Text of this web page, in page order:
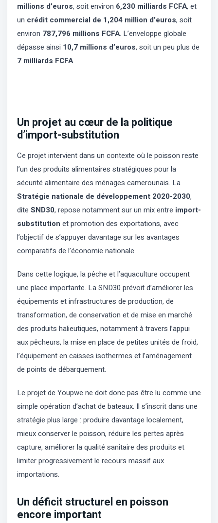
millions d’euros, soit environ 6,230 milliards FCFA, et
un crédit commercial de 1,204 million d’euros, soit
environ 787,796 millions FCFA. L’enveloppe globale
dépasse ainsi 10,7 millions d’euros, soit un peu plus de
7 milliards FCFA.
Un projet au cœur de la politique
d’import-substitution
Ce projet intervient dans un contexte où le poisson reste
l’un des produits alimentaires stratégiques pour la
sécurité alimentaire des ménages camerounais. La
Stratégie nationale de développement 2020-2030,
dite SND30, repose notamment sur un mix entre import-
substitution et promotion des exportations, avec
l’objectif de s’appuyer davantage sur les avantages
comparatifs de l’économie nationale.
Dans cette logique, la pêche et l’aquaculture occupent
une place importante. La SND30 prévoit d’améliorer les
équipements et infrastructures de production, de
transformation, de conservation et de mise en marché
des produits halieutiques, notamment à travers l’appui
aux pêcheurs, la mise en place de petites unités de froid,
l’équipement en caisses isothermes et l’aménagement
de points de débarquement.
Le projet de Youpwe ne doit donc pas être lu comme une
simple opération d’achat de bateaux. Il s’inscrit dans une
stratégie plus large : produire davantage localement,
mieux conserver le poisson, réduire les pertes après
capture, améliorer la qualité sanitaire des produits et
limiter progressivement le recours massif aux
importations.
Un déficit structurel en poisson
encore important